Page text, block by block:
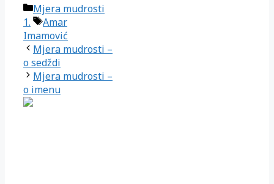
Kategorije
Mjera mudrosti
1.
Oznake
Amar
Imamović
Mjera mudrosti –
o sedždi
Mjera mudrosti –
o imenu